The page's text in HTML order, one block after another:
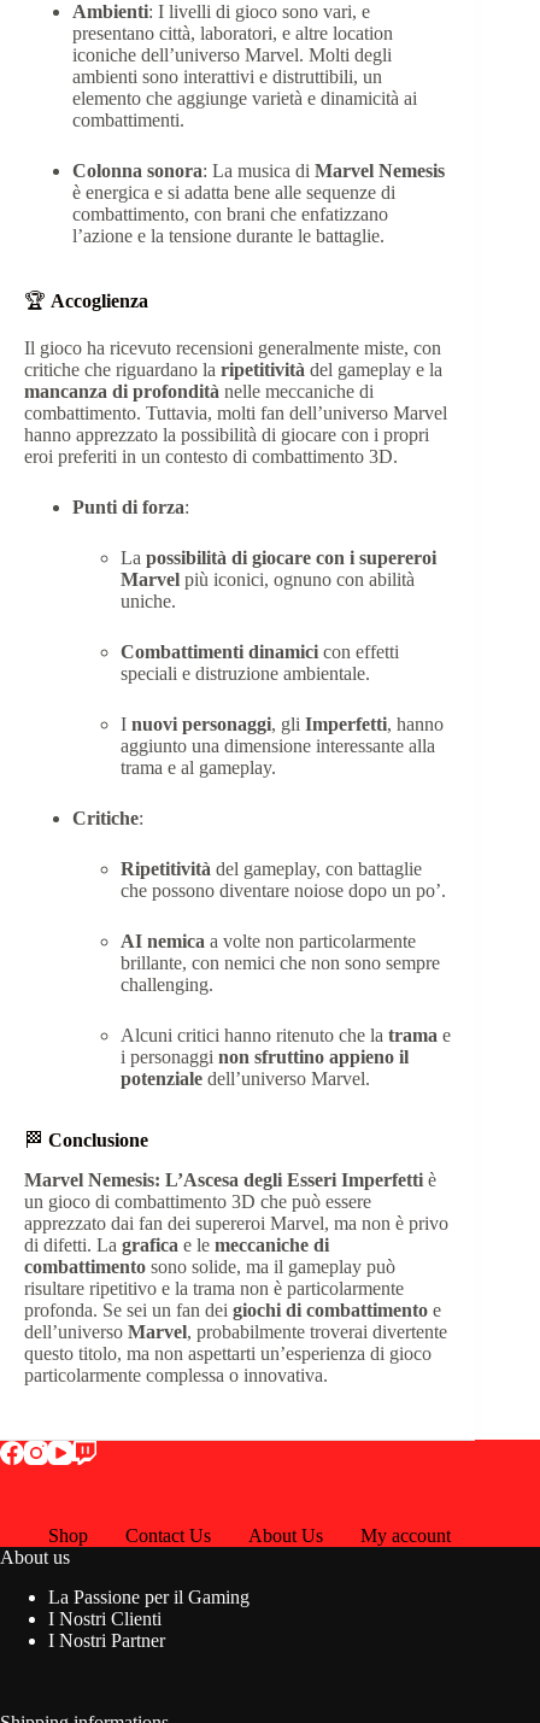
Ambienti: I livelli di gioco sono vari, e
presentano città, laboratori, e altre location
iconiche dell’universo Marvel. Molti degli
ambienti sono interattivi e distruttibili, un
elemento che aggiunge varietà e dinamicità ai
combattimenti.
Colonna sonora: La musica di Marvel Nemesis
è energica e si adatta bene alle sequenze di
combattimento, con brani che enfatizzano
l’azione e la tensione durante le battaglie.
🏆 Accoglienza
Il gioco ha ricevuto recensioni generalmente miste, con
critiche che riguardano la ripetitività del gameplay e la
mancanza di profondità nelle meccaniche di
combattimento. Tuttavia, molti fan dell’universo Marvel
hanno apprezzato la possibilità di giocare con i propri
eroi preferiti in un contesto di combattimento 3D.
Punti di forza:
La possibilità di giocare con i supereroi
Marvel più iconici, ognuno con abilità
uniche.
Combattimenti dinamici con effetti
speciali e distruzione ambientale.
I nuovi personaggi, gli Imperfetti, hanno
aggiunto una dimensione interessante alla
trama e al gameplay.
Critiche:
Ripetitività del gameplay, con battaglie
che possono diventare noiose dopo un po’.
AI nemica a volte non particolarmente
brillante, con nemici che non sono sempre
challenging.
Alcuni critici hanno ritenuto che la trama e
i personaggi non sfruttino appieno il
potenziale dell’universo Marvel.
🏁 Conclusione
Marvel Nemesis: L’Ascesa degli Esseri Imperfetti è
un gioco di combattimento 3D che può essere
apprezzato dai fan dei supereroi Marvel, ma non è privo
di difetti. La grafica e le meccaniche di
combattimento sono solide, ma il gameplay può
risultare ripetitivo e la trama non è particolarmente
profonda. Se sei un fan dei giochi di combattimento e
dell’universo Marvel, probabilmente troverai divertente
questo titolo, ma non aspettarti un’esperienza di gioco
particolarmente complessa o innovativa.
Shop Contact Us About Us
My account
About us
La Passione per il Gaming
I Nostri Clienti
I Nostri Partner